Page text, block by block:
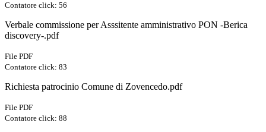
Contatore click: 56
Verbale commissione per Asssitente amministrativo PON -Berica
discovery-.pdf
File PDF
Contatore click: 83
Richiesta patrocinio Comune di Zovencedo.pdf
File PDF
Contatore click: 88